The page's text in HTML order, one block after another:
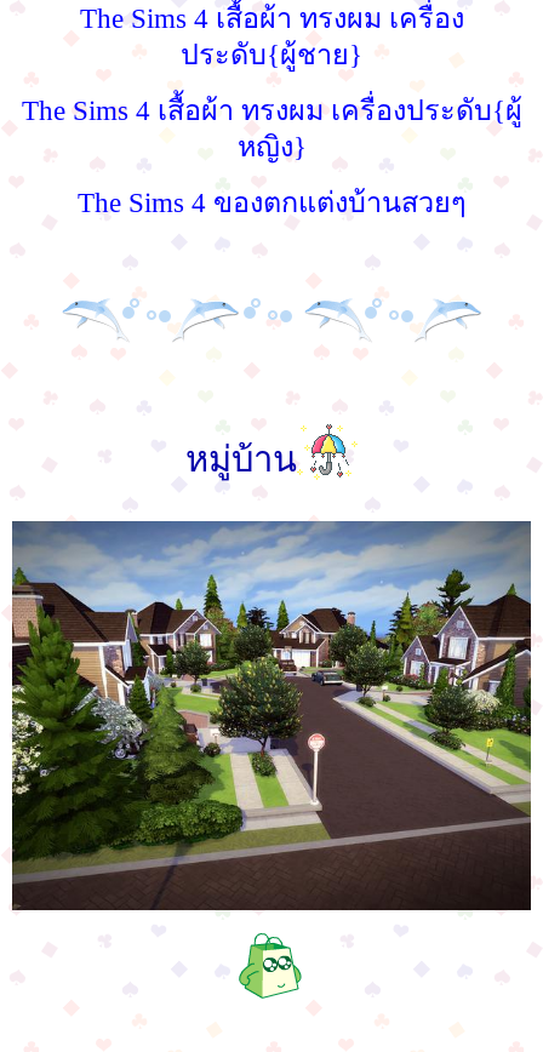
The Sims 4 เสื้อผ้า ทรงผม เครื่อง
ประดับ{ผู้ชาย}
The Sims 4 เสื้อผ้า ทรงผม เครื่องประดับ{ผู้
หญิง}
The Sims 4 ของตกแต่งบ้านสวยๆ
หมู่บ้าน